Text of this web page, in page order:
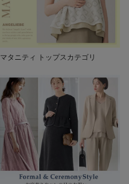
マタニティ トップスカテゴリ